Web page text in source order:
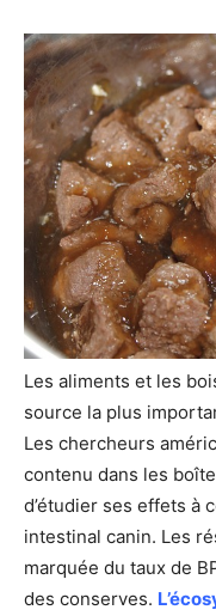
Les aliments et les
source la plus
Les chercheurs
contenu dans les
d’étudier ses effets à
intestinal canin. Les
marquée du taux de
des conserves.